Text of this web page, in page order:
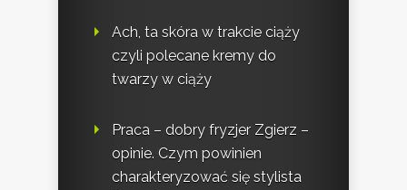
Ach, ta skóra w trakcie ciąży
czyli polecane kremy do
twarzy w ciąży
Praca – dobry fryzjer Zgierz –
opinie. Czym powinien
charakteryzować się stylista